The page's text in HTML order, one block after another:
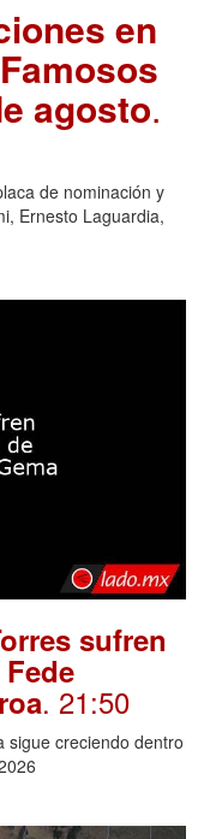
en
agosto.
de nominación y
Ernesto Laguardia,
sufren
. 21:50
sigue creciendo dentro